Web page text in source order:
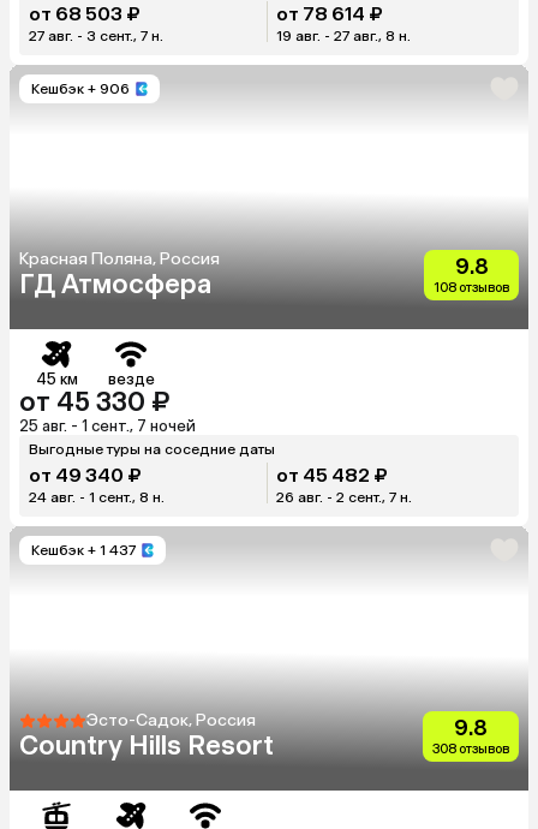
от 68 503 ₽
27 авг. - 3 сент., 7 н.
от 78 614 ₽
19 авг. - 27 авг., 8 н.
Кешбэк + 906
Красная Поляна, Россия
ГД Атмосфера
9.8
108 отзывов
45 км везде
от 45 330 ₽
25 авг. - 1 сент., 7 ночей
Выгодные туры на соседние даты
от 49 340 ₽
24 авг. - 1 сент., 8 н.
от 45 482 ₽
26 авг. - 2 сент., 7 н.
Кешбэк + 1 437
Эсто-Садок, Россия
Country Hills Resort
9.8
308 отзывов